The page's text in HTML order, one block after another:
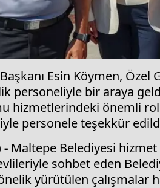
Esin Köymen,
personeliyle bir araya
hizmetlerindeki önemli
personele teşekkür
- Maltepe Belediyesi
sohbet eden
yürütülen çalışmalar